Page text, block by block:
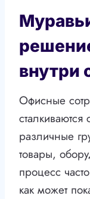
внутри
Офисные
различные
товары,
процесс
как может